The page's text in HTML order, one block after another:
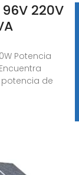
220V
Potencia
potencia de